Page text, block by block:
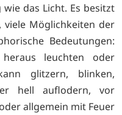
das Licht. Es besitzt
viele Möglichkeiten der
Bedeutungen:
leuchten oder
glitzern, blinken,
hell auflodern, vor
allgemein mit Feuer